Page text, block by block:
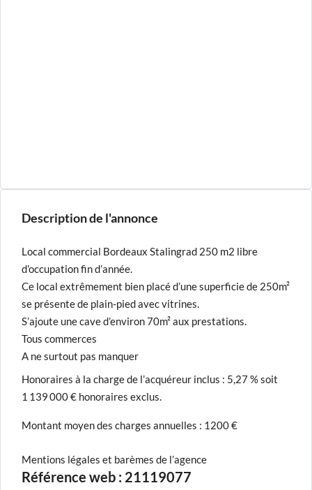
Description de l'annonce
Local commercial Bordeaux Stalingrad 250 m2 libre
d’occupation fin d’année.
Ce local extrêmement bien placé d’une superficie de 250m²
se présente de plain-pied avec vitrines.
S’ajoute une cave d’environ 70m² aux prestations.
Tous commerces
A ne surtout pas manquer
Honoraires à la charge de l’acquéreur inclus : 5,27 % soit
1 139 000 € honoraires exclus.
Montant moyen des charges annuelles : 1200 €
Mentions légales et barèmes de l’agence
Référence web : 21119077